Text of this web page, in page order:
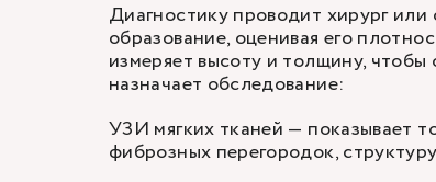
Диагностику проводит хирург
образование, оценивая его
измеряет высоту и толщину,
назначает обследование:
УЗИ мягких тканей — показывает
фиброзных перегородок,